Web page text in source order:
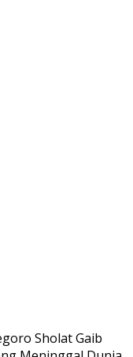
Sholat Gaib